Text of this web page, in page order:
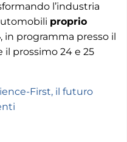
l’industria
proprio
, in programma presso il
il prossimo 24 e 25
First, il futuro